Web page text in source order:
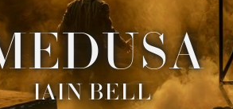
IAIN BELL